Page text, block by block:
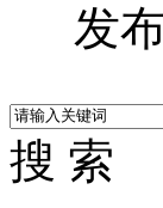
发
搜 索